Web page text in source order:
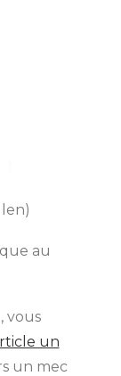
au
vous
un
un mec